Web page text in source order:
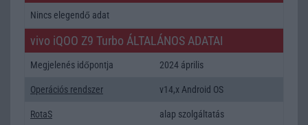
Nincs elegendő adat
vivo iQOO Z9 Turbo ÁLTALÁNOS ADATAI
Megjelenés időpontja 2024 április
Operációs rendszer v14,x Android OS
RotaS alap szolgáltatás